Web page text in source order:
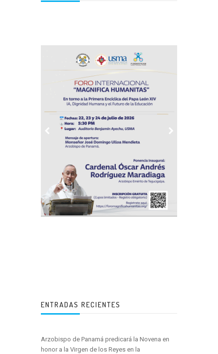
ENTRADAS RECIENTES
Arzobispo de Panamá predicará la Novena en
honor a la Virgen de los Reyes en la